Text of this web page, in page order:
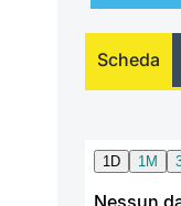
Scheda